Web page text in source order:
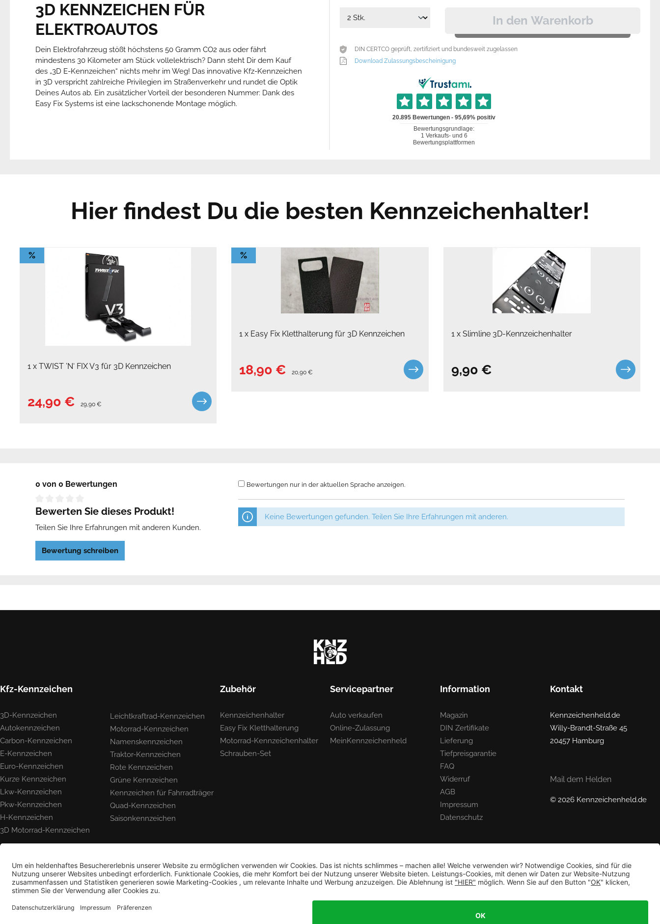
In den Warenkorb
DIN CERTCO geprüft, zertifiziert und bundesweit zugelassen
Download Zulassungsbescheinigung
3D KENNZEICHEN FÜR
ELEKTROAUTOS
Dein Elektrofahrzeug stößt höchstens 50 Gramm CO2 aus oder fährt
mindestens 30 Kilometer am Stück vollelektrisch? Dann steht Dir dem Kauf
des „3D E-Kennzeichen“ nichts mehr im Weg! Das innovative Kfz-Kennzeichen
in 3D verspricht zahlreiche Privilegien im Straßenverkehr und rundet die Optik
Deines Autos ab. Ein zusätzlicher Vorteil der besonderen Nummer: Dank des
Easy Fix Systems ist eine lackschonende Montage möglich.
Hier findest Du die besten Kennzeichenhalter!
%
1 x TWIST ’N‘ FIX V3 für 3D Kennzeichen
24,90 € 29,90 €
%
1 x Easy Fix Kletthalterung für 3D Kennzeichen
18,90 € 20,90 €
1 x Slimline 3D-Kennzeichenhalter
9,90 €
0 von 0 Bewertungen
Bewerten Sie dieses Produkt!
Teilen Sie Ihre Erfahrungen mit anderen Kunden.
Bewertung schreiben
Bewertungen nur in der aktuellen Sprache anzeigen.
Keine Bewertungen gefunden. Teilen Sie Ihre Erfahrungen mit anderen.
Kfz-Kennzeichen
3D-Kennzeichen
Autokennzeichen
Carbon-Kennzeichen
E-Kennzeichen
Euro-Kennzeichen
Kurze Kennzeichen
Lkw-Kennzeichen
Pkw-Kennzeichen
H-Kennzeichen
3D Motorrad-Kennzeichen
Leichtkraftrad-Kennzeichen
Motorrad-Kennzeichen
Namenskennzeichen
Traktor-Kennzeichen
Rote Kennzeichen
Grüne Kennzeichen
Kennzeichen für Fahrradträger
Quad-Kennzeichen
Saisonkennzeichen
Zubehör
Kennzeichenhalter
Easy Fix Kletthalterung
Motorrad-Kennzeichenhalter
Schrauben-Set
Servicepartner
Auto verkaufen
Online-Zulassung
MeinKennzeichenheld
Information
Magazin
DIN Zertifikate
Lieferung
Tiefpreisgarantie
FAQ
Widerruf
AGB
Impressum
Datenschutz
Kontakt
Kennzeichenheld.de
Willy-Brandt-Straße 45
20457 Hamburg
Mail dem Helden
© 2026 Kennzeichenheld.de
Bestellung widerrufen